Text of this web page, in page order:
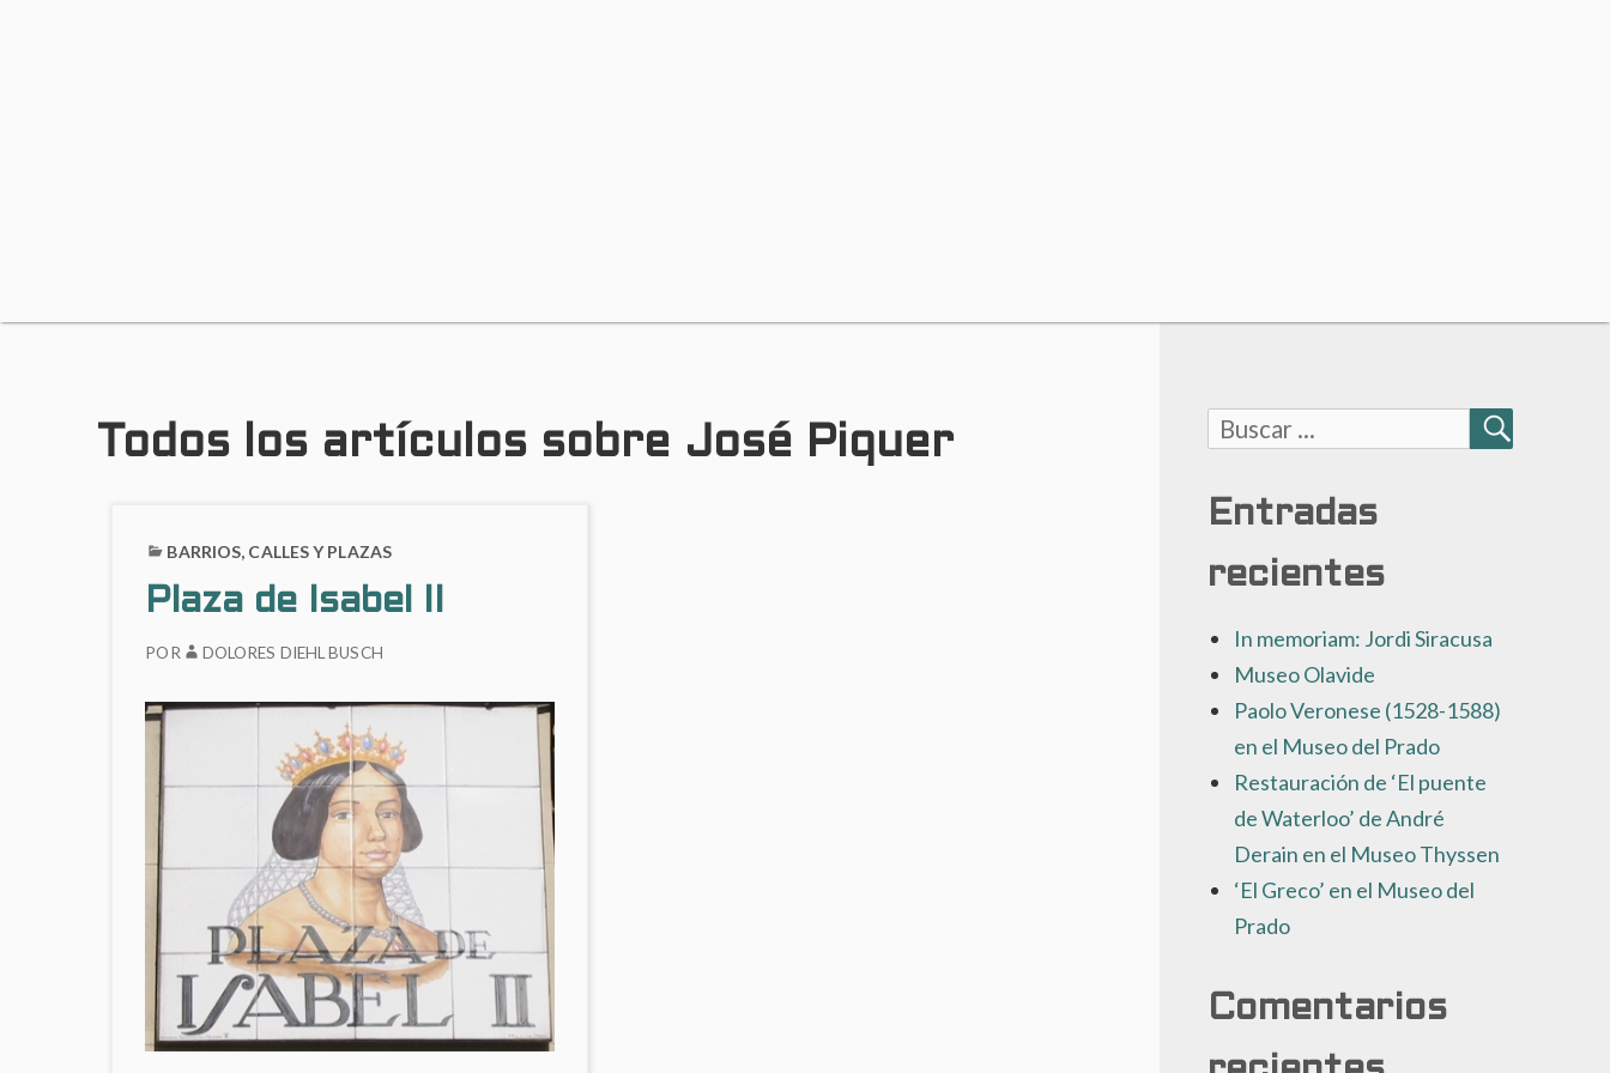
Todos los artículos sobre José Piquer
BARRIOS, CALLES Y PLAZAS
Plaza de Isabel II
POR DOLORES DIEHL BUSCH
Buscar:
BUSCAR
Entradas
recientes
In memoriam: Jordi Siracusa
Museo Olavide
Paolo Veronese (1528-1588)
en el Museo del Prado
Restauración de ‘El puente
de Waterloo’ de André
Derain en el Museo Thyssen
‘El Greco’ en el Museo del
Prado
Comentarios